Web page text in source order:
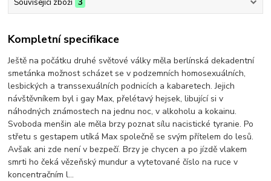
Související zboží 3
Kompletní specifikace
Ještě na počátku druhé světové války měla berlínská dekadentní
smetánka možnost scházet se v podzemních homosexuálních,
lesbických a transsexuálních podnicích a kabaretech. Jejich
návštěvníkem byl i gay Max, přelétavý hejsek, libující si v
náhodných známostech na jednu noc, v alkoholu a kokainu.
Svoboda menšin ale měla brzy poznat sílu nacistické tyranie. Po
střetu s gestapem utíká Max společně se svým přítelem do lesů.
Avšak ani zde není v bezpečí. Brzy je chycen a po jízdě vlakem
smrti ho čeká vězeňský mundur a vytetované číslo na ruce v
koncentračním l…